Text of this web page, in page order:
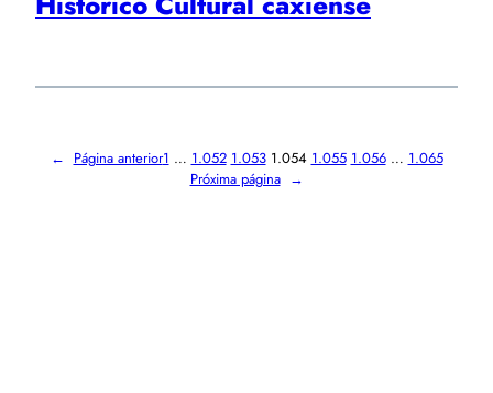
← Página anterior1 … 1.052 1.053 1.054 1.055 1.056 … 1.065
Próxima página →